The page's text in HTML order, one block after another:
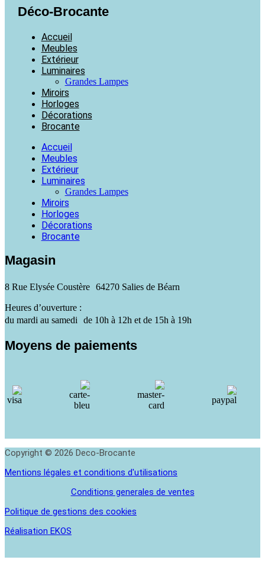
Déco-Brocante
Accueil
Meubles
Extérieur
Luminaires
Grandes Lampes
Miroirs
Horloges
Décorations
Brocante
Accueil
Meubles
Extérieur
Luminaires
Grandes Lampes
Miroirs
Horloges
Décorations
Brocante
Magasin
8 Rue Elysée Coustère 64270 Salies de Béarn
Heures d’ouverture :
du mardi au samedi de 10h à 12h et de 15h à 19h
Moyens de paiements
Copyright © 2026 Deco-Brocante
Mentions légales et conditions d'utilisations
Conditions generales de ventes
Politique de gestions des cookies
Réalisation EKOS